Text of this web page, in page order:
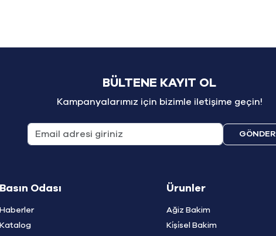
BÜLTENE KAYIT OL
Kampanyalarımız için bizimle iletişime geçin!
GÖNDER
Basın Odası
Haberler
Katalog
Ürunler
Ağiz Bakim
Ki̇şi̇sel Bakim